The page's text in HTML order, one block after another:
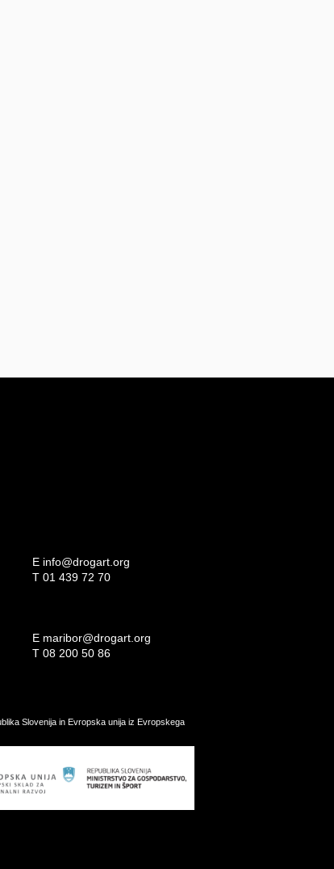
E info@drogart.org
T 01 439 72 70
E maribor@drogart.org
T 08 200 50 86
Slovenija in Evropska unija iz Evropskega